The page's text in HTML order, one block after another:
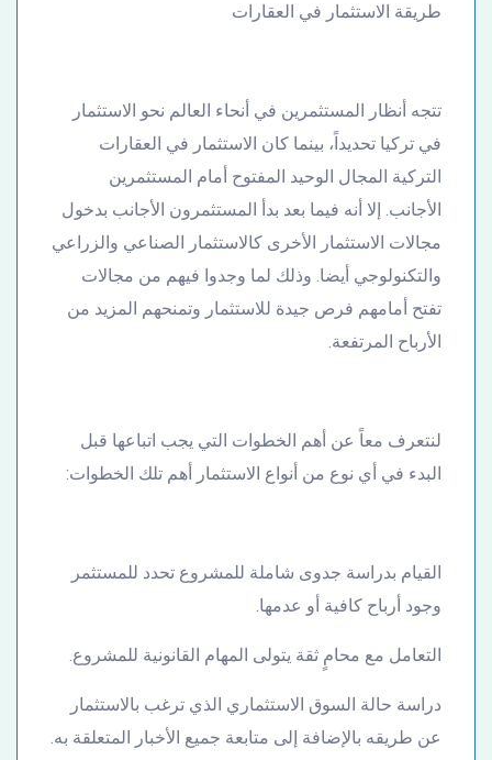
طريقة الاستثمار في العقارات
تتجه أنظار المستثمرين في أنحاء العالم نحو الاستثمار
في تركيا تحديداً، بينما كان الاستثمار في العقارات
التركية المجال الوحيد المفتوح أمام المستثمرين
الأجانب. إلا أنه فيما بعد بدأ المستثمرون الأجانب بدخول
مجالات الاستثمار الأخرى كالاستثمار الصناعي والزراعي
والتكنولوجي أيضا. وذلك لما وجدوا فيهم من مجالات
تفتح أمامهم فرص جيدة للاستثمار وتمنحهم المزيد من
الأرباح المرتفعة.
لنتعرف معاً عن أهم الخطوات التي يجب اتباعها قبل
البدء في أي نوع من أنواع الاستثمار أهم تلك الخطوات:
القيام بدراسة جدوى شاملة للمشروع تحدد للمستثمر
وجود أرباح كافية أو عدمها.
التعامل مع محامٍ ثقة يتولى المهام القانونية للمشروع.
دراسة حالة السوق الاستثماري الذي ترغب بالاستثمار
عن طريقه بالإضافة إلى متابعة جميع الأخبار المتعلقة به.